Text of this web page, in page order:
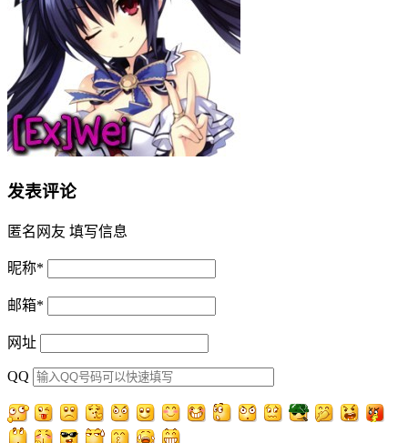
发表评论
匿名网友 填写信息
昵称*
邮箱*
网址
QQ